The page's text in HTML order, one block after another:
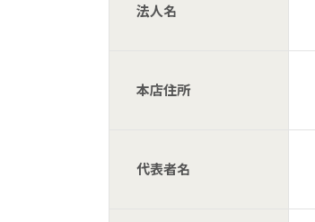
法人名
本店住所
代表者名